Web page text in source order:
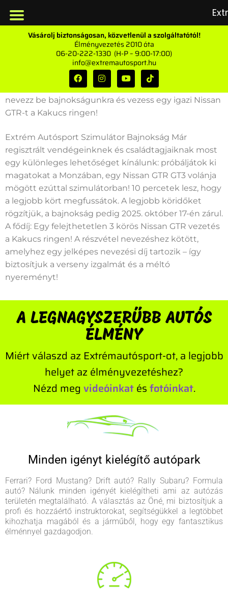
Vásárolj biztonságosan, közvetlenül a szolgáltatótól!
Élményvezetés 2010 óta
06-20-222-1330 (H-P – 9:00-17:00)
info@extremautosport.hu
nevezz be bajnokságunkra és vezess egy igazi Nissan
GTR-t a Kakucs ringen!
Extrém Autósport Szimulátor Bajnokság Már
regisztrált vendégeinknek és családtagjaiknak most
egy különleges lehetőséget kínálunk: próbáljátok ki
magatokat a Monzában, egy Nissan GTR GT3 volánja
mögött ezúttal szimulátorban! 10 percetek lesz, hogy
a legjobb kört megfussátok. A legjobb köridőket
rögzítjük, a bajnokság pedig 2025. október 17-én zárul.
A fődíj: Egy felejthetetlen 3 körös Nissan GTR vezetés
a Kakucs ringen! A részvétel nevezéshez kötött,
amelyhez egy jelképes nevezési díj tartozik – így
biztosítjuk a verseny izgalmát és a méltó
nyereményt!
A LEGNAGYSZERŰBB AUTÓS
ÉLMÉNY
Miért válaszd az Extrémautósport-ot, a legjobb
helyet az élményvezetéshez?
Nézd meg videóinkat ésfotóinkat.
Minden igényt kielégítő autópark
Ferrari? Ford Mustang? Drift autó? Rally Subaru? Formula
autó? Nálunk minden igényét kielégítheti ami az autózás
területén megtalálható. A választás az Öné, mi biztosítjuk a
profi és hozzáértő instruktorokat, segítségükkel a legtöbbet
kihozhatja magából és a járműből, hogy egy fantasztikus
élménnyel gazdagodjon.